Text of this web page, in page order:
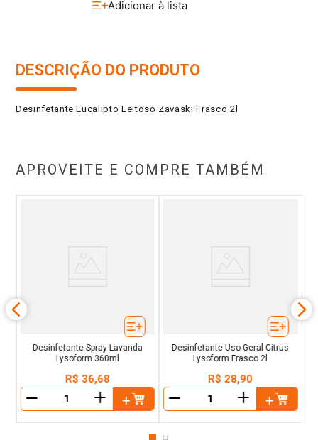
DESCRIÇÃO DO PRODUTO
Desinfetante Eucalipto Leitoso Zavaski Frasco 2l
APROVEITE E COMPRE TAMBÉM
Desinfetante Spray Lavanda
Lysoform 360ml
R$ 36,68
＋
Desinfetante Uso Geral Citrus
Lysoform Frasco 2l
R$ 28,90
＋